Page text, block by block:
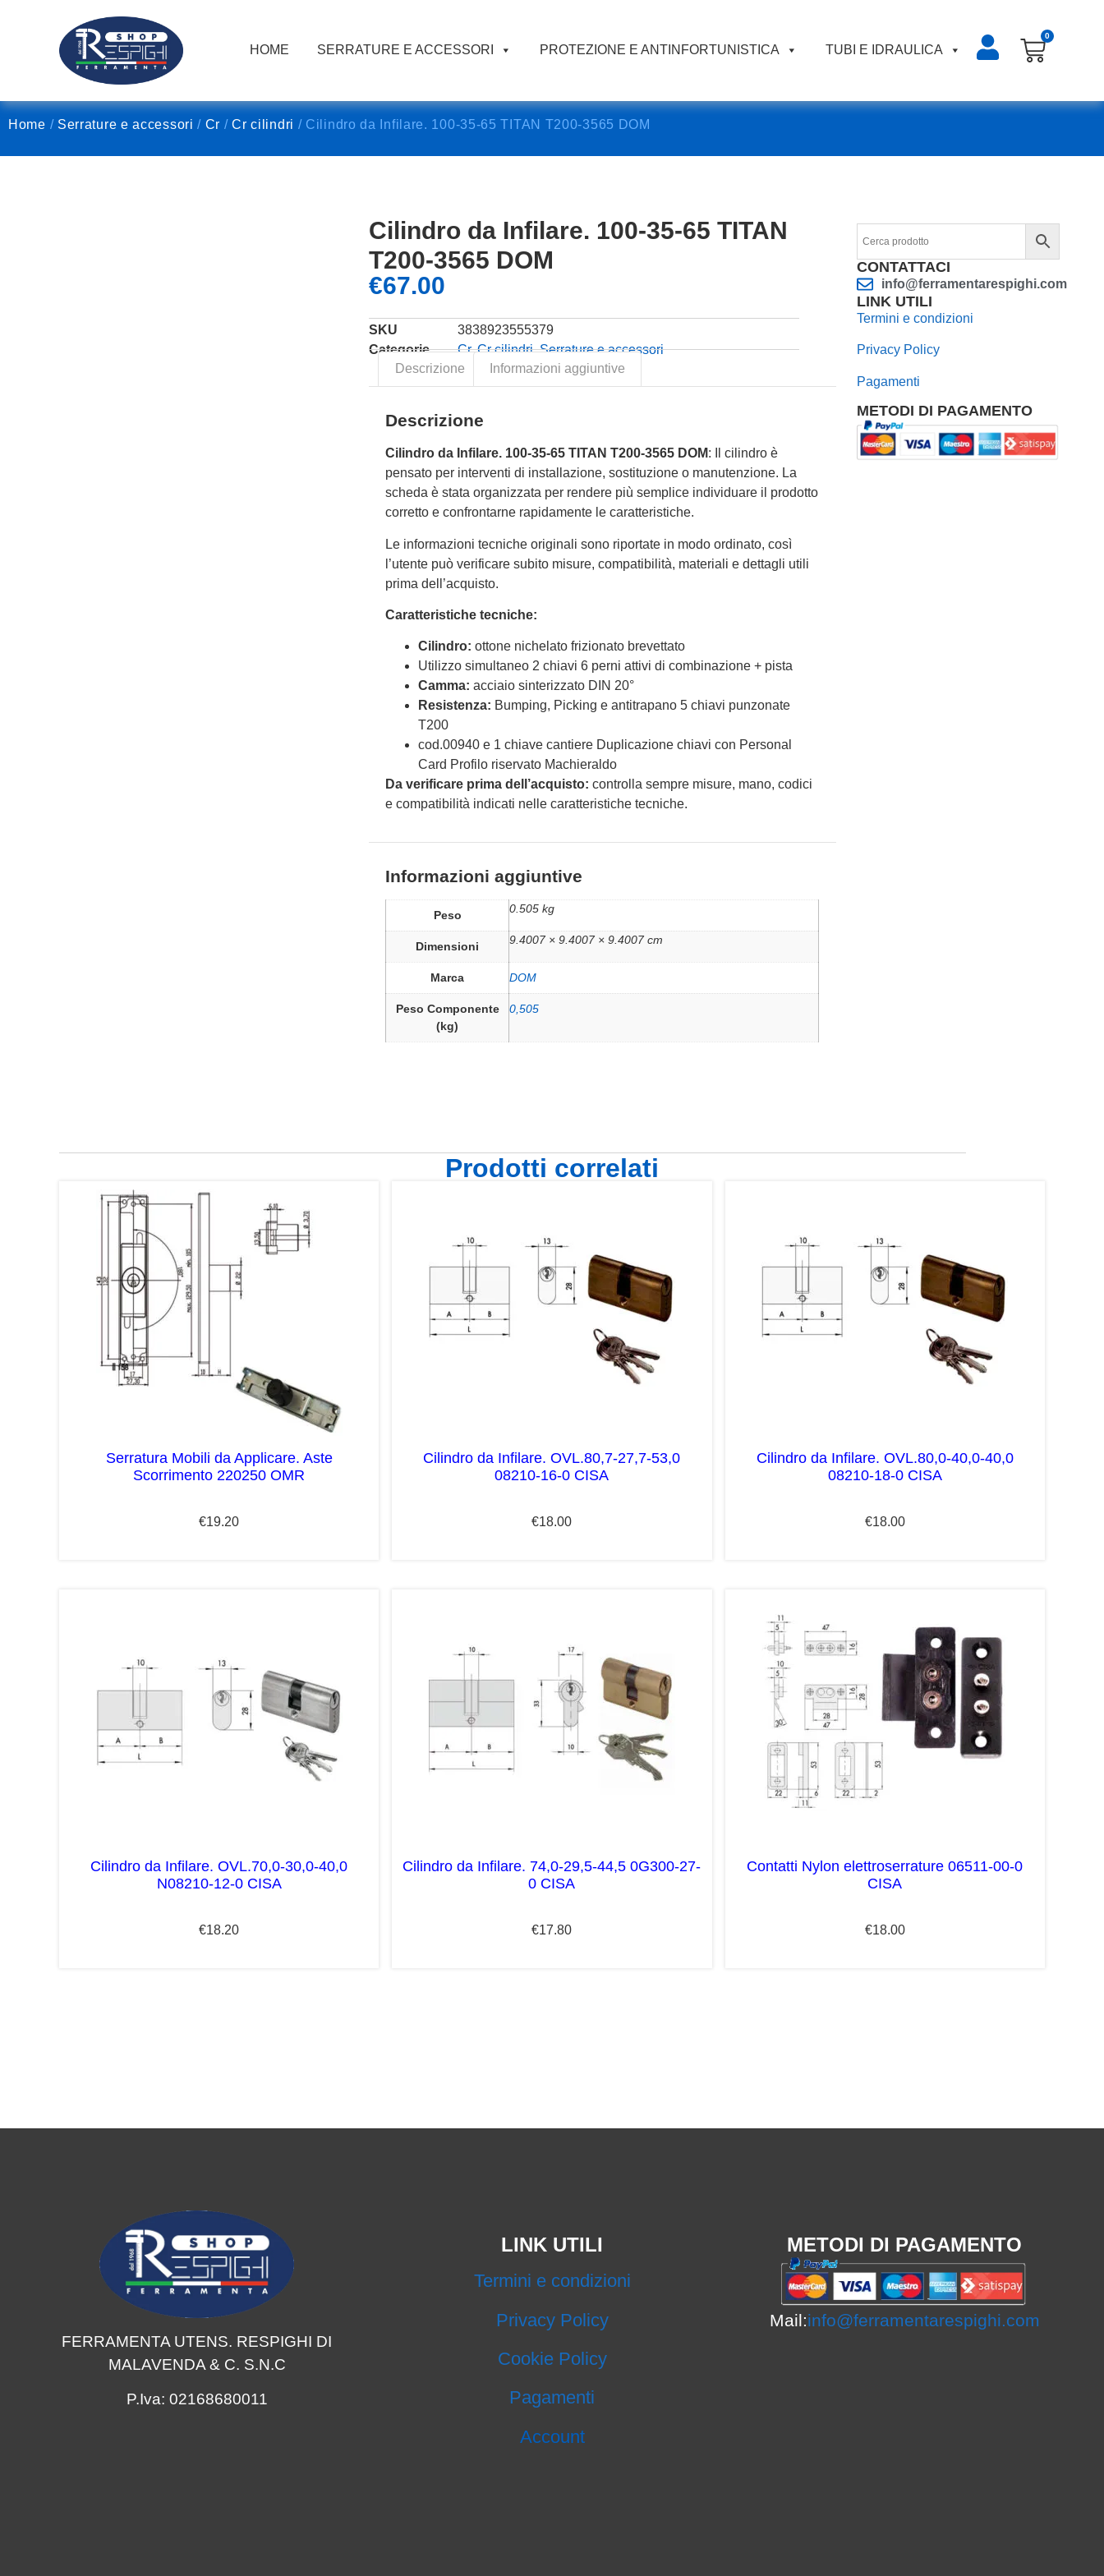
HOME SERRATURE E ACCESSORI PROTEZIONE E ANTINFORTUNISTICA TUBI E IDRAULICA
0
Home / Serrature e accessori / Cr /Cr cilindri / Cilindro da Infilare. 100-35-65 TITAN T200-3565 DOM
Cilindro da Infilare. 100-35-65 TITAN
T200-3565 DOM
€67.00
SKU
3838923555379
Categorie
Cr,Cr cilindri,Serrature e accessori
Descrizione
Informazioni aggiuntive
Descrizione
Cilindro da Infilare. 100-35-65 TITAN T200-3565 DOM: Il cilindro è
pensato per interventi di installazione, sostituzione o manutenzione. La
scheda è stata organizzata per rendere più semplice individuare il prodotto
corretto e confrontarne rapidamente le caratteristiche.
Le informazioni tecniche originali sono riportate in modo ordinato, così
l’utente può verificare subito misure, compatibilità, materiali e dettagli utili
prima dell’acquisto.
Caratteristiche tecniche:
Cilindro: ottone nichelato frizionato brevettato
Utilizzo simultaneo 2 chiavi 6 perni attivi di combinazione + pista
Camma: acciaio sinterizzato DIN 20°
Resistenza: Bumping, Picking e antitrapano 5 chiavi punzonate
T200
cod.00940 e 1 chiave cantiere Duplicazione chiavi con Personal
Card Profilo riservato Machieraldo
Da verificare prima dell’acquisto: controlla sempre misure, mano, codici
e compatibilità indicati nelle caratteristiche tecniche.
Informazioni aggiuntive
Peso 0.505 kg
Dimensioni 9.4007 × 9.4007 × 9.4007 cm
Marca DOM
Peso Componente
(kg)
0,505
CONTATTACI
info@ferramentarespighi.com
LINK UTILI
Termini e condizioni
Privacy Policy
Pagamenti
METODI DI PAGAMENTO
Prodotti correlati
Serratura Mobili da Applicare. Aste
Scorrimento 220250 OMR
€19.20
Cilindro da Infilare. OVL.80,7-27,7-53,0
08210-16-0 CISA
€18.00
Cilindro da Infilare. OVL.80,0-40,0-40,0
08210-18-0 CISA
€18.00
Cilindro da Infilare. OVL.70,0-30,0-40,0
N08210-12-0 CISA
€18.20
Cilindro da Infilare. 74,0-29,5-44,5 0G300-27-
0 CISA
€17.80
Contatti Nylon elettroserrature 06511-00-0
CISA
€18.00
FERRAMENTA UTENS. RESPIGHI DI
MALAVENDA & C. S.N.C
P.Iva: 02168680011
LINK UTILI
Termini e condizioni
Privacy Policy
Cookie Policy
Pagamenti
Account
METODI DI PAGAMENTO
Mail:info@ferramentarespighi.com